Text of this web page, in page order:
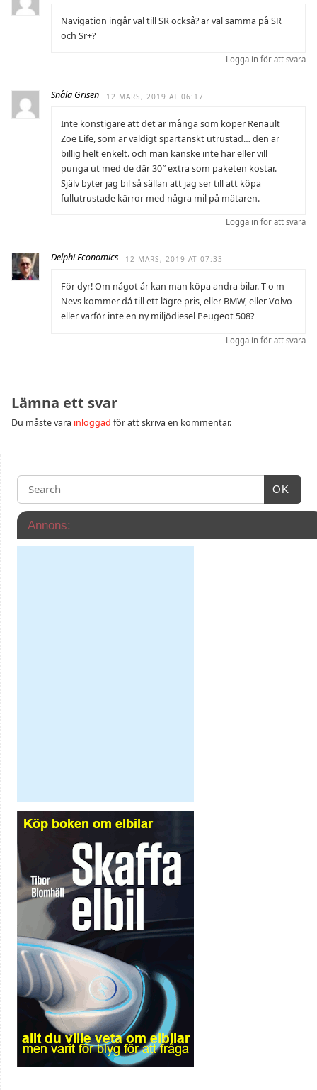
Navigation ingår väl till SR också? är väl samma på SR
och Sr+?
Logga in för att svara
Snåla Grisen 12 MARS, 2019 AT 06:17
Inte konstigare att det är många som köper Renault
Zoe Life, som är väldigt spartanskt utrustad… den är
billig helt enkelt. och man kanske inte har eller vill
punga ut med de där 30″ extra som paketen kostar.
Själv byter jag bil så sällan att jag ser till att köpa
fullutrustade kärror med några mil på mätaren.
Logga in för att svara
Delphi Economics 12 MARS, 2019 AT 07:33
För dyr! Om något år kan man köpa andra bilar. T o m
Nevs kommer då till ett lägre pris, eller BMW, eller Volvo
eller varför inte en ny miljödiesel Peugeot 508?
Logga in för att svara
Lämna ett svar
Du måste vara inloggad för att skriva en kommentar.
OK
Annons: